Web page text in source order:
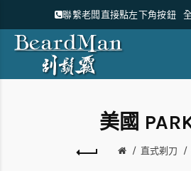
聯繫老闆直接點左下角按鈕
美國
直式剃刀